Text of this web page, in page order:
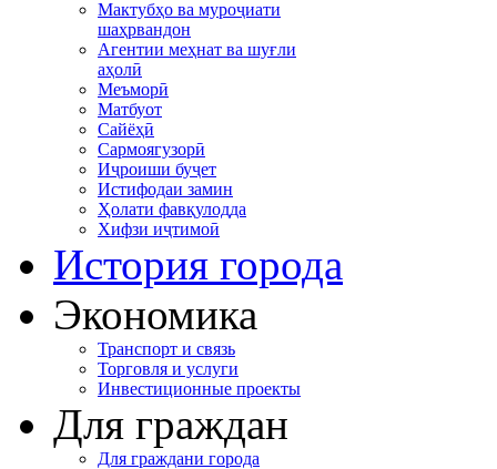
Мактубҳо ва муроҷиати
шаҳрвандон
Агентии меҳнат ва шуғли
аҳолӣ
Меъморӣ
Матбуот
Сайёҳӣ
Сармоягузорӣ
Иҷроиши буҷет
Истифодаи замин
Ҳолати фавқулодда
Хифзи иҷтимоӣ
История города
Экономика
Транспорт и связь
Торговля и услуги
Инвестиционные проекты
Для граждан
Для граждани города